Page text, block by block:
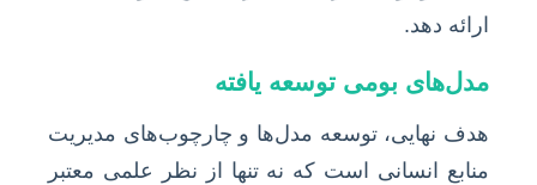
ارائه دهد.
مدل‌های بومی توسعه یافته
هدف نهایی، توسعه مدل‌ها و چارچوب‌های مدیریت
منابع انسانی است که نه تنها از نظر علمی معتبر